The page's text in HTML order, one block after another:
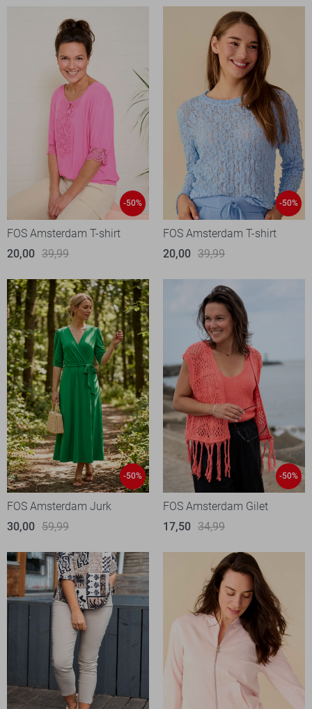
-50%
FOS Amsterdam T-shirt
20,00 39,99
-50%
FOS Amsterdam T-shirt
20,00 39,99
-50%
FOS Amsterdam Jurk
30,00 59,99
-50%
FOS Amsterdam Gilet
17,50 34,99